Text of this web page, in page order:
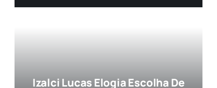
Izalci Lucas Elogia Escolha De